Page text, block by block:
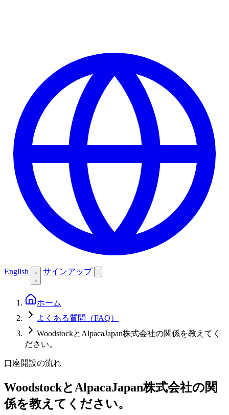
English サインアップ
ホーム
よくある質問（FAQ）
WoodstockとAlpacaJapan株式会社の関係を教えてく
ださい。
口座開設の流れ
WoodstockとAlpacaJapan株式会社の関
係を教えてください。